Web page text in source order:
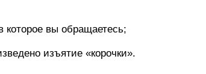
которое вы обращаетесь;
изъятие «корочки».